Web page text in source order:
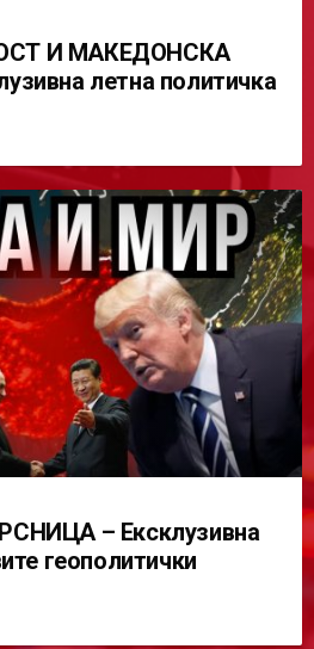
И МАКЕДОНСКА
летна политичка
– Ексклузивна
геополитички